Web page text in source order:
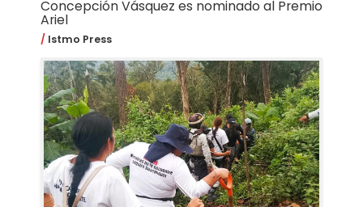
Concepción Vásquez es nominado al Premio
Ariel
Istmo Press